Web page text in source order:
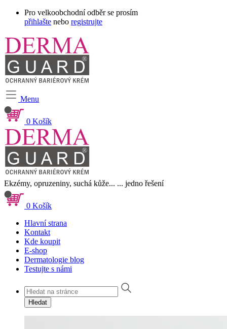
Pro velkoobchodní odběr se prosím
přihlašte nebo registrujte
Menu
0 Košík
Ekzémy, opruzeniny, suchá kůže... ... jedno řešení
0 Košík
Hlavní strana
Kontakt
Kde koupit
E-shop
Dermatologie blog
Testujte s námi
Hledat